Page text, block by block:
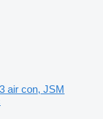
air con, JSM